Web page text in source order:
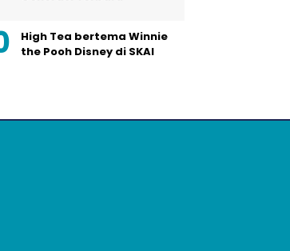
High Tea bertema Winnie
the Pooh Disney di SKAI